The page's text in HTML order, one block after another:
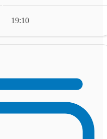
19:10